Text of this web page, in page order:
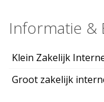
Informatie &
Klein Zakelijk
Groot zakelijk